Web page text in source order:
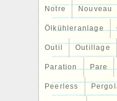
Notre Nouveau
Ölkühleranlage
Outil Outillage
Paration Pare
Peerless